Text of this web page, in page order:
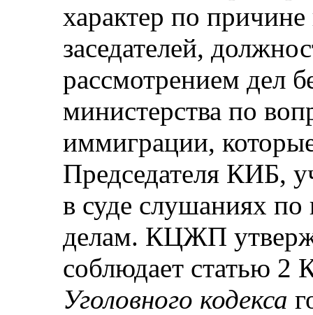
характер по
заседателей,
рассмотрением дел
министерства по
иммиграции,
Председателя КИБ,
в суде слушаниях
делам. КЦЖП
соблюдает статью 2
Уголовного кодекса